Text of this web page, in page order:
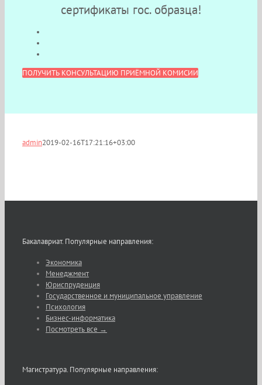
сертификаты гос. образца!
ПОЛУЧИТЬ КОНСУЛЬТАЦИЮ ПРИЁМНОЙ КОМИСИИ
admin2019-02-16T17:21:16+03:00
Бакалавриат. Популярные направления:
Экономика
Менеджмент
Юриспруденция
Государственное и муниципальное управление
Психология
Бизнес-информатика
Посмотреть все →
Магистратура. Популярные направления: